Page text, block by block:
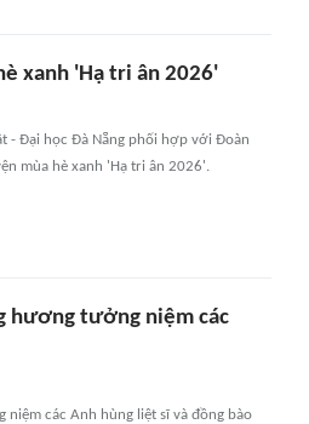
xanh 'Hạ tri ân 2026'
- Đại học Đà Nẵng phối hợp với Đoàn
mùa hè xanh 'Hạ tri ân 2026'.
hương tưởng niệm các
niệm các Anh hùng liệt sĩ và đồng bào